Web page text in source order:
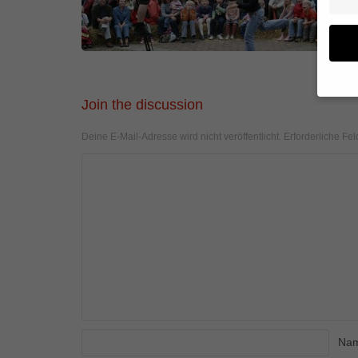
Join the discussion
Deine E-Mail-Adresse wird nicht veröffentlicht. Erforderliche